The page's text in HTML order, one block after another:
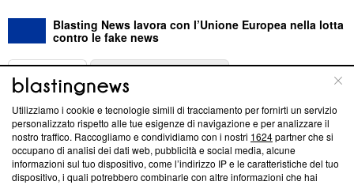
Blasting News lavora con l’Unione Europea nella lotta
contro le fake news
ABOUT
Questa sezione offre informazioni trasparenti su Blasting
News, sui nostri processi editoriali e su come ci impegniamo a
creare news di qualità. Inoltre, afferma la nostra aderenza a
‘Trust Project - News with Integrity’Blasting News non è
Utilizziamo i cookie e tecnologie simili di tracciamento per fornirti un servizio
personalizzato rispetto alle tue esigenze di navigazione e per analizzare il
nostro traffico. Raccogliamo e condividiamo con i nostri 1624partner che si
occupano di analisi dei dati web, pubblicità e social media, alcune
informazioni sul tuo dispositivo, come l’indirizzo IP e le caratteristiche del tuo
dispositivo, i quali potrebbero combinarle con altre informazioni che hai